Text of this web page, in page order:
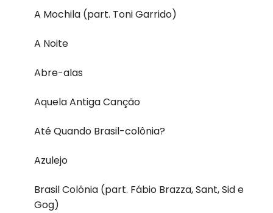
A Mochila (part. Toni Garrido)
A Noite
Abre-alas
Aquela Antiga Canção
Até Quando Brasil-colônia?
Azulejo
Brasil Colônia (part. Fábio Brazza, Sant, Sid e
Gog)